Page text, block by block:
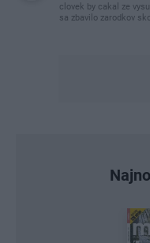
clovek by cakal ze
sa zbavilo zarodkov